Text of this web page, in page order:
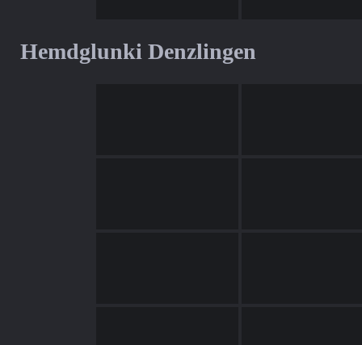
Hemdglunki Denzlingen